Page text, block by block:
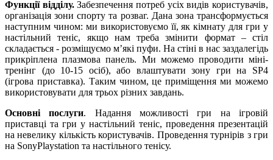
Функції відділу.Забезпечення потреб усіх видів користувачів,
організація зони спорту та розваг. Дана зона трансформується
наступним чином: ми використовуємо її, як кімнату для гри у
настільний теніс, якщо нам треба змінити формат – стіл
складається - розміщуємо м’які пуфи. На стіні в нас заздалегідь
прикріплена плазмова панель. Ми можемо проводити міні-
тренінг (до 10-15 осіб), або влаштувати зону гри на SP4
(ігрова приставка). Таким чином, це приміщення ми можемо
використовувати для трьох різних завдань.
Основні послуги. Надання можливості гри на ігровій
приставці та гри у настільний теніс, проведення презентацій
на невелику кількість користувачів. Проведення турнірів з гри
на SonyPlaystation та настільного тенісу.